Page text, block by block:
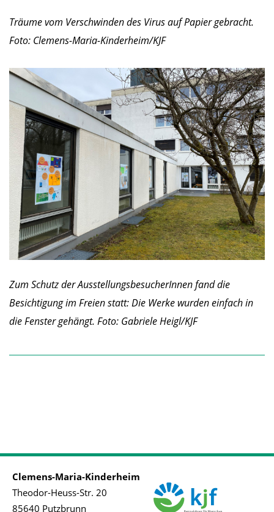
Träume vom Verschwinden des Virus auf Papier gebracht.
Foto: Clemens-Maria-Kinderheim/KJF
Zum Schutz der AusstellungsbesucherInnen fand die
Besichtigung im Freien statt: Die Werke wurden einfach in
die Fenster gehängt. Foto: Gabriele Heigl/KJF
Clemens-Maria-Kinderheim
Theodor-Heuss-Str. 20
85640 Putzbrunn